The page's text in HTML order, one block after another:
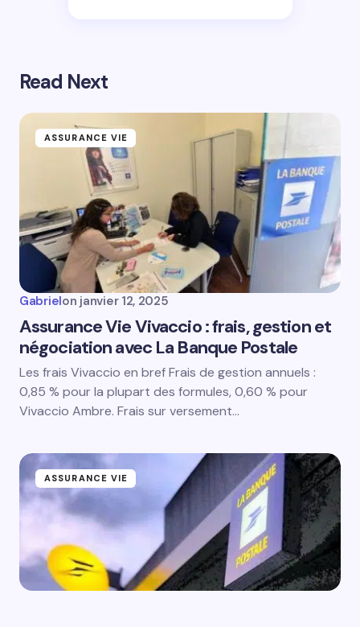
Read Next
ASSURANCE VIE
Gabrielon janvier 12, 2025
Assurance Vie Vivaccio : frais, gestion et
négociation avec La Banque Postale
Les frais Vivaccio en bref Frais de gestion annuels :
0,85 % pour la plupart des formules, 0,60 % pour
Vivaccio Ambre. Frais sur versement…
ASSURANCE VIE